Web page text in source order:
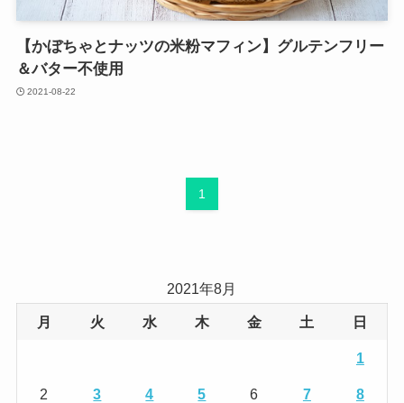
【かぼちゃとナッツの米粉マフィン】グルテンフリー
＆バター不使用
2021-08-22
1
2021年8月
月 火 水 木 金 土 日
1
2 3 4 5 6 7 8